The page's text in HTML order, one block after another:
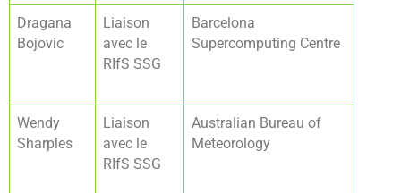
Dragana
Bojovic
Liaison
avec le
RIfS SSG
Barcelona
Supercomputing Centre
Wendy
Sharples
Liaison
avec le
RIfS SSG
Australian Bureau of
Meteorology